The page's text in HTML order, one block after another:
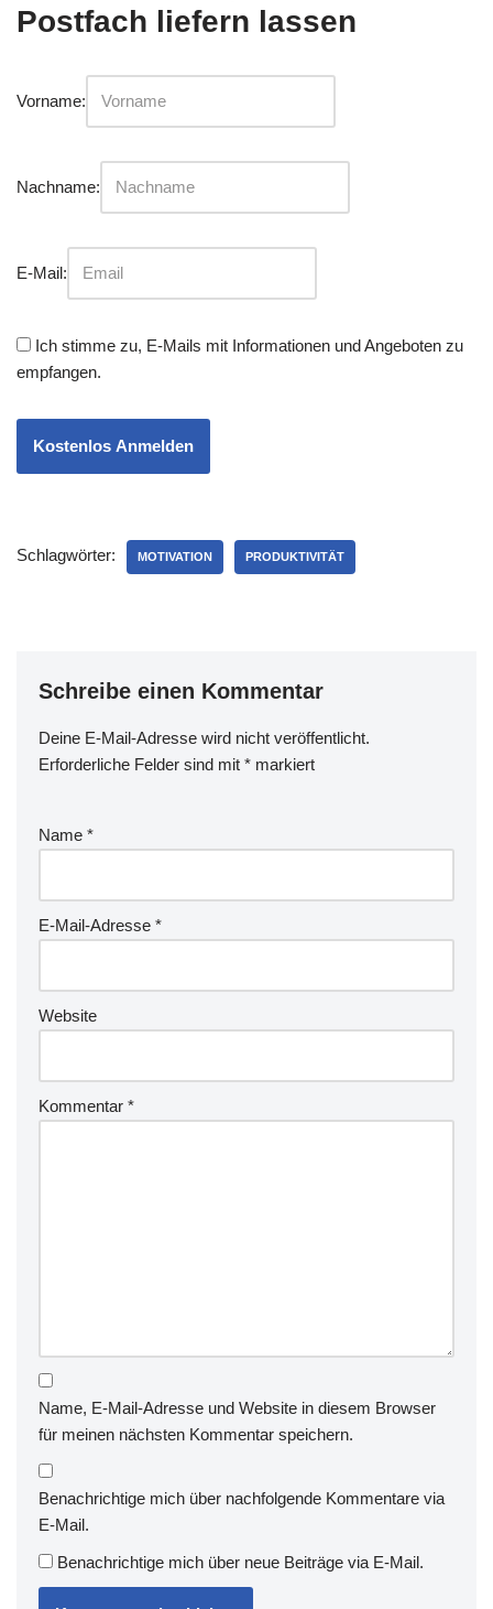
Postfach liefern lassen
Vorname:
Nachname:
E-Mail:
Ich stimme zu, E-Mails mit Informationen und Angeboten zu
empfangen.
Kostenlos Anmelden
Schlagwörter: MOTIVATION PRODUKTIVITÄT
Schreibe einen Kommentar
Deine E-Mail-Adresse wird nicht veröffentlicht.
Erforderliche Felder sind mit * markiert
Name *
E-Mail-Adresse *
Website
Kommentar *
Name, E-Mail-Adresse und Website in diesem Browser
für meinen nächsten Kommentar speichern.
Benachrichtige mich über nachfolgende Kommentare via
E-Mail.
Benachrichtige mich über neue Beiträge via E-Mail.